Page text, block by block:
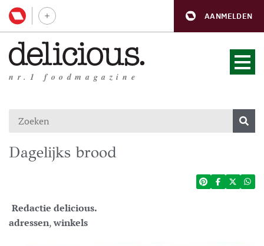
AANMELDEN
nr.1 foodmagazine
Dagelijks brood
Redactie delicious.
adressen,winkels